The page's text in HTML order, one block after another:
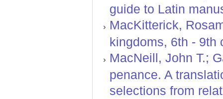
guide to Latin
MacKitterick,
kingdoms, 6th - 9th
MacNeill, John T.;
penance. A
selections from